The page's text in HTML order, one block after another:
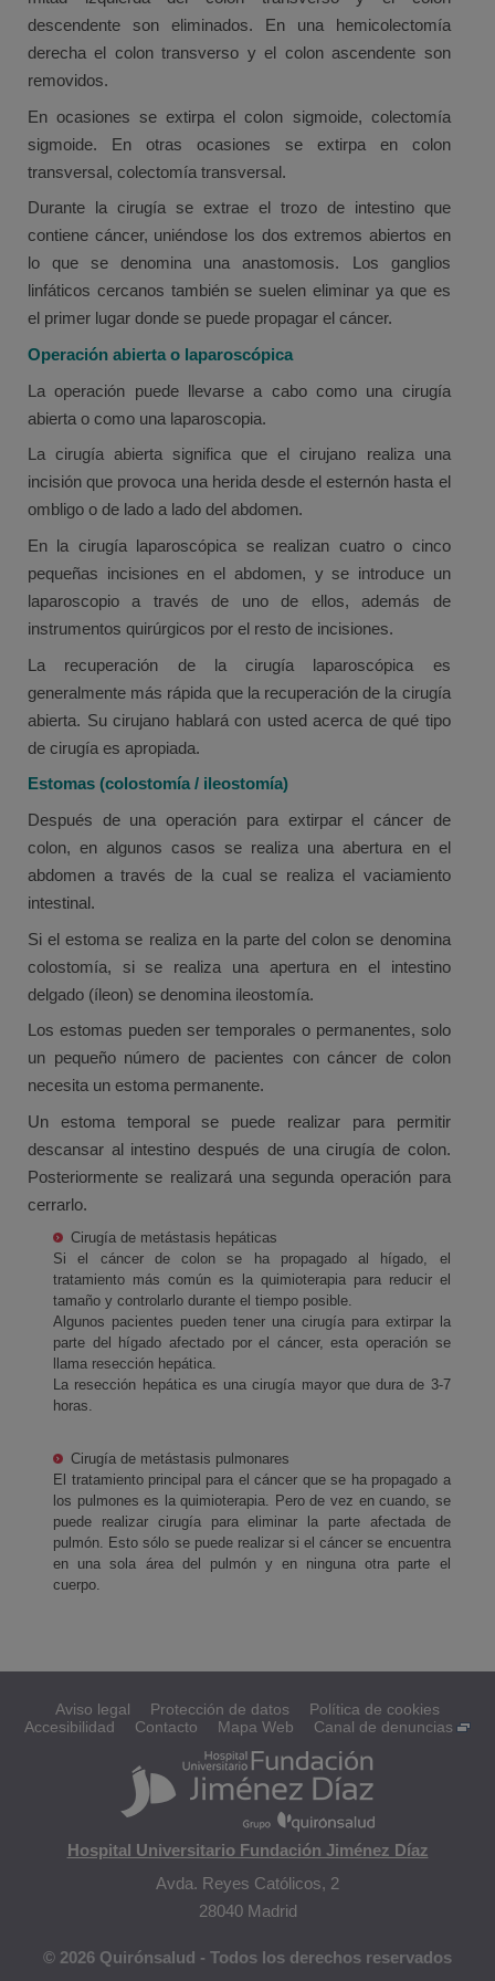
descendente son eliminados. En una hemicolectomía
derecha el colon transverso y el colon ascendente son
removidos.
En ocasiones se extirpa el colon sigmoide, colectomía
sigmoide. En otras ocasiones se extirpa en colon
transversal, colectomía transversal.
Durante la cirugía se extrae el trozo de intestino que
contiene cáncer, uniéndose los dos extremos abiertos en
lo que se denomina una anastomosis. Los ganglios
linfáticos cercanos también se suelen eliminar ya que es
el primer lugar donde se puede propagar el cáncer.
Operación abierta o laparoscópica
La operación puede llevarse a cabo como una cirugía
abierta o como una laparoscopia.
La cirugía abierta significa que el cirujano realiza una
incisión que provoca una herida desde el esternón hasta el
ombligo o de lado a lado del abdomen.
En la cirugía laparoscópica se realizan cuatro o cinco
pequeñas incisiones en el abdomen, y se introduce un
laparoscopio a través de uno de ellos, además de
instrumentos quirúrgicos por el resto de incisiones.
La recuperación de la cirugía laparoscópica es
generalmente más rápida que la recuperación de la cirugía
abierta. Su cirujano hablará con usted acerca de qué tipo
de cirugía es apropiada.
Estomas (colostomía / ileostomía)
Después de una operación para extirpar el cáncer de
colon, en algunos casos se realiza una abertura en el
abdomen a través de la cual se realiza el vaciamiento
intestinal.
Si el estoma se realiza en la parte del colon se denomina
colostomía, si se realiza una apertura en el intestino
delgado (íleon) se denomina ileostomía.
Los estomas pueden ser temporales o permanentes, solo
un pequeño número de pacientes con cáncer de colon
necesita un estoma permanente.
Un estoma temporal se puede realizar para permitir
descansar al intestino después de una cirugía de colon.
Posteriormente se realizará una segunda operación para
cerrarlo.
Cirugía de metástasis hepáticas
Si el cáncer de colon se ha propagado al hígado, el
tratamiento más común es la quimioterapia para reducir el
tamaño y controlarlo durante el tiempo posible.
Algunos pacientes pueden tener una cirugía para extirpar la
parte del hígado afectado por el cáncer, esta operación se
llama resección hepática.
La resección hepática es una cirugía mayor que dura de 3-7
horas.
Cirugía de metástasis pulmonares
El tratamiento principal para el cáncer que se ha propagado a
los pulmones es la quimioterapia. Pero de vez en cuando, se
puede realizar cirugía para eliminar la parte afectada de
pulmón. Esto sólo se puede realizar si el cáncer se encuentra
en una sola área del pulmón y en ninguna otra parte el
cuerpo.
Aviso legal Protección de datos
Política de cookies
Accesibilidad
Contacto Mapa Web Canal de denuncias
Hospital Universitario Fundación Jiménez Díaz
Avda. Reyes Católicos, 2
28040 Madrid
© 2026 Quirónsalud - Todos los derechos reservados